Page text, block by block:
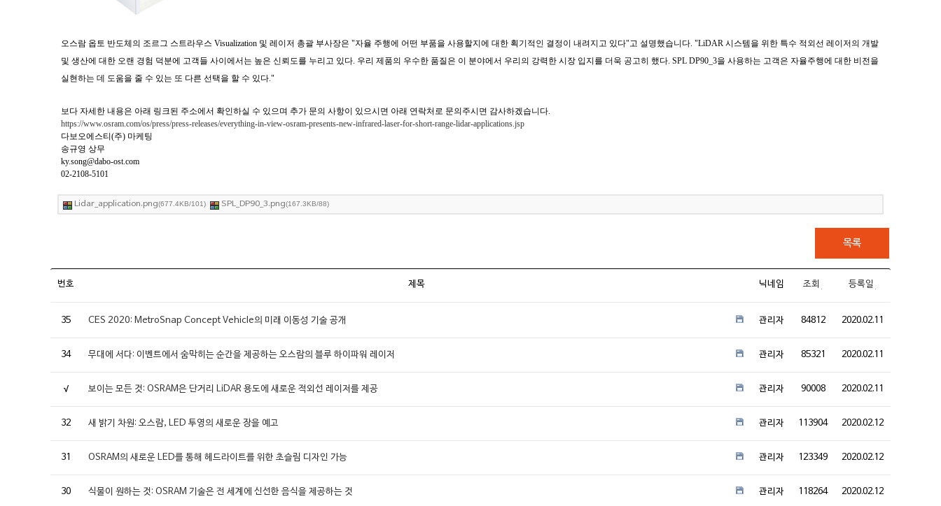
오스람 옵토 반도체의 조르그 스트라우스 Visualization 및 레이저 총괄 부사장은 "자율 주행에 어떤 부품을 사용할지에 대한 획기적인 결정이 내려지고 있다"고 설명했습니다. "LiDAR 시스템을 위한 특수 적외선 레이저의 개발
및 생산에 대한 오랜 경험 덕분에 고객들 사이에서는 높은 신뢰도를 누리고 있다. 우리 제품의 우수한 품질은 이 분야에서 우리의 강력한 시장 입지를 더욱 공고히 했다. SPL DP90_3을 사용하는 고객은 자율주행에 대한 비전을
실현하는 데 도움을 줄 수 있는 또 다른 선택을 할 수 있다."
보다 자세한 내용은 아래 링크된 주소에서 확인하실 수 있으며 추가 문의 사항이 있으시면 아래 연락처로 문의주시면 감사하겠습니다.
https://www.osram.com/os/press/press-releases/everything-in-view-osram-presents-new-infrared-laser-for-short-range-lidar-applications.jsp
다보오에스티(주) 마케팅
송규영 상무
ky.song@dabo-ost.com
02-2108-5101
Lidar_application.png(677.4KB/101) SPL_DP90_3.png(167.3KB/88)
목록
번호 제목 닉네임 조회 등록일
35 CES 2020: MetroSnap Concept Vehicle의 미래 이동성 기술 공개 관리자 84812 2020.02.11
34 무대에 서다: 이벤트에서 숨막히는 순간을 제공하는 오스람의 블루 하이파워 레이저 관리자 85321 2020.02.11
√ 보이는 모든 것: OSRAM은 단거리 LiDAR 용도에 새로운 적외선 레이저를 제공 관리자 90008 2020.02.11
32 새 밝기 차원: 오스람, LED 투영의 새로운 장을 예고 관리자 113904 2020.02.12
31 OSRAM의 새로운 LED를 통해 헤드라이트를 위한 초슬림 디자인 가능 관리자 123349 2020.02.12
30 식물이 원하는 것: OSRAM 기술은 전 세계에 신선한 음식을 제공하는 것 관리자 118264 2020.02.12